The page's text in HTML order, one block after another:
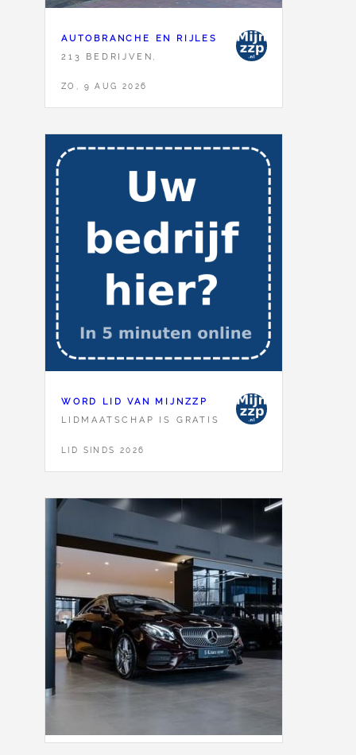
AUTOBRANCHE EN RIJLES
213 BEDRIJVEN,
ZO, 9 AUG 2026
WORD LID VAN MIJNZZP
LIDMAATSCHAP IS GRATIS
LID SINDS 2026